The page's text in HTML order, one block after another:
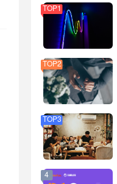
TOP1
TOP2
TOP3
4